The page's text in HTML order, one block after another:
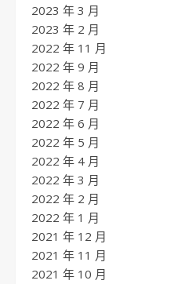
2023 年 3 月
2023 年 2 月
2022 年 11 月
2022 年 9 月
2022 年 8 月
2022 年 7 月
2022 年 6 月
2022 年 5 月
2022 年 4 月
2022 年 3 月
2022 年 2 月
2022 年 1 月
2021 年 12 月
2021 年 11 月
2021 年 10 月